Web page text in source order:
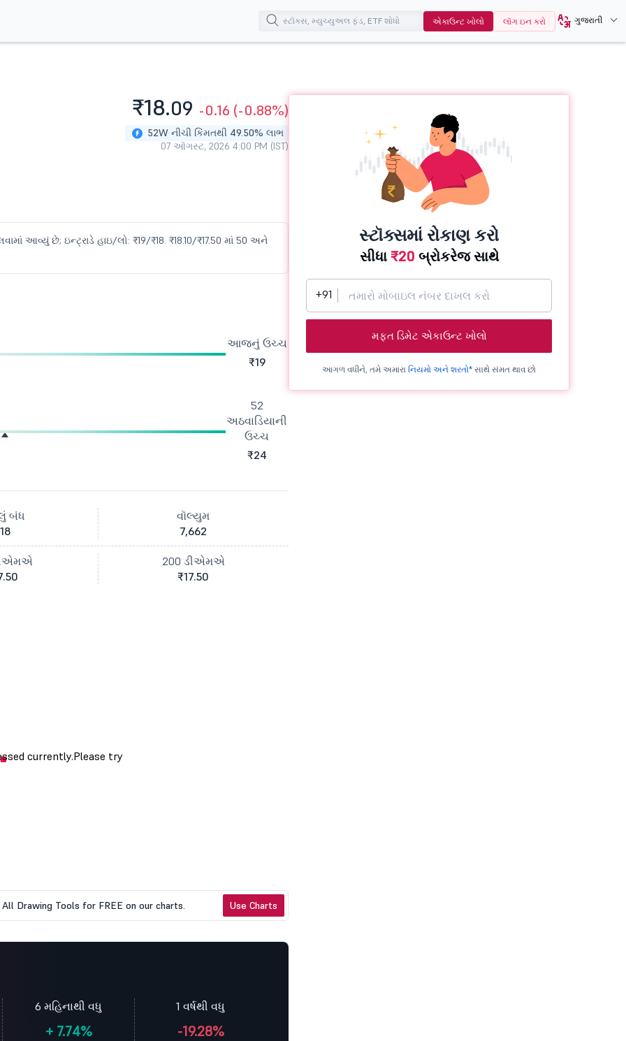
એકાઉન્ટ ખોલો લૉગ ઇન કરો ગુજરાતી
₹18.09 -0.16 (-0.88%)
52W નીચી કિંમતથી 49.50% લાભ
07 ઑગસ્ટ, 2026 4:00 PM (IST)
આવ્યું છે; ઇન્ટ્રાડે હાઇ/લો: ₹19/₹18. ₹18.10/₹17.50 માં 50 અને
આજનું ઉચ્ચ
₹19
52
અઠવાડિયાની
ઉચ્ચ
₹24
બંધ
વૉલ્યુમ
7,662
200 ડીએમએ
₹17.50
Drawing Tools for FREE on our charts. Use Charts
6 મહિનાથી વધુ
+7.74%
1 વર્ષથી વધુ
-19.28%
સ્ટૉક્સમાં રોકાણ કરો
સીધા ₹20 બ્રોકરેજ સાથે
+91
મફત ડિમેટ એકાઉન્ટ ખોલો
આગળ વધીને, તમે અમારા નિયમો અને શરતો* સાથે સંમત થાવ છો